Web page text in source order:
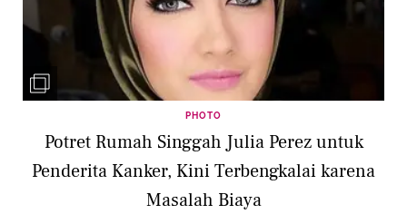
PHOTO
Potret Rumah Singgah Julia Perez untuk
Penderita Kanker, Kini Terbengkalai karena
Masalah Biaya